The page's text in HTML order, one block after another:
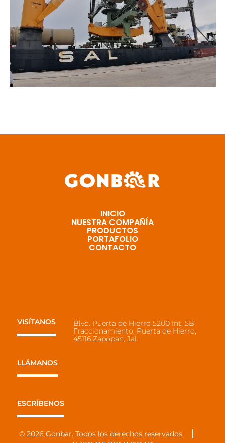
INICIO
NUESTRA COMPAÑÍA
PRODUCTOS
PORTAFOLIO
CONTACTO
VISÍTANOS
Blvd. Puerta de Hierro 5200 Int. 5B
Fraccionamiento, Puerta de Hierro,
45116 Zapopan, Jal.
LLÁMANOS
ESCRÍBENOS
© 2026 Gonbar. Todos los derechos reservados